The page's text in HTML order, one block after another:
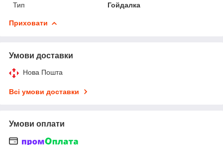
Тип
Гойдалка
Приховати
Умови доставки
Нова Пошта
Всі умови доставки
Умови оплати